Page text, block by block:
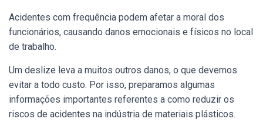
Acidentes com frequência podem afetar a moral dos
funcionários, causando danos emocionais e físicos no local
de trabalho.
Um deslize leva a muitos outros danos, o que devemos
evitar a todo custo. Por isso, preparamos algumas
informações importantes referentes a como reduzir os
riscos de acidentes na indústria de materiais plásticos.